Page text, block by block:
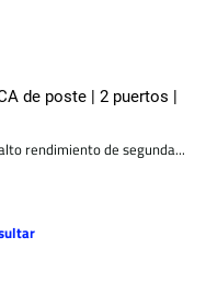
de poste | 2 puertos |
rendimiento de segunda...